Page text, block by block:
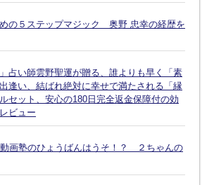
の５ステップマジック 奥野 忠幸の経歴を
占い師雲野聖運が贈る、誰よりも早く「素
逢い、結ばれ絶対に幸せで満たされる「縁
セット、安心の180日完全返金保障付の効
ビュー
画塾のひょうばんはうそ！？ ２ちゃんの